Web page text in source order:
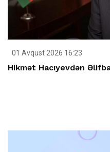
01 Avqust 2026 16:23
Hikmət Hacıyevdən